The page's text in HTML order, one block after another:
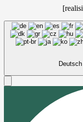
Deutsch